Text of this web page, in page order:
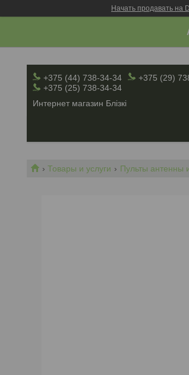
Начать продавать на
+375 (44) 738-34-34
+375 (29)
+375 (25) 738-34-34
Интернет магазин Блiзкi
Товары и услуги Пульты антенны